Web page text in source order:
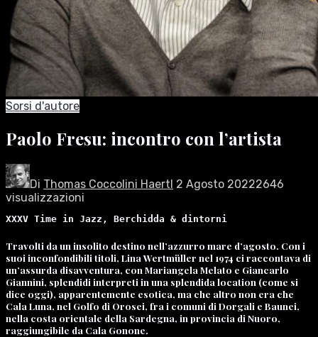
Sorsi d'autore
Paolo Fresu: incontro con l’artista
Di Thomas Coccolini Haertl 2 Agosto 20222646
visualizzazioni
XXXV Time in Jazz, Berchidda & dintorni
Travolti da un insolito destino nell’azzurro mare d’agosto. Con i
suoi inconfondibili titoli, Lina Wertmüller nel 1974 ci raccontava di
un’assurda disavventura, con Mariangela Melato e Giancarlo
Giannini, splendidi interpreti in una splendida location (come si
dice oggi), apparentemente esotica, ma che altro non era che
Cala Luna, nel Golfo di Orosei, fra i comuni di Dorgali e Baunei,
nella costa orientale della Sardegna, in provincia di Nuoro,
raggiungibile da Cala Gonone.